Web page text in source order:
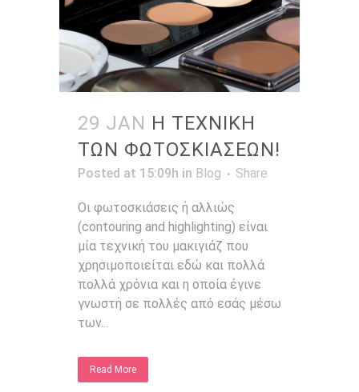
29 JAN Η ΤΕΧΝΙΚΗ
ΤΩΝ ΦΩΤΟΣΚΙΑΣΕΩΝ!
Posted at 15:09h in Blog Share
Οι φωτοσκιάσεις ή αλλιώς
(contouring and highlighting) είναι
μία τεχνική του μακιγιάζ που
χρησιμοποιείται εδώ και πολλά
πολλά χρόνια και η οποία έγινε
γνωστή σε πολλές από εσάς μέσω
των...
Read More